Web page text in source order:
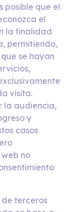
posible que el
el
la finalidad
permitiendo,
se hayan
visita.
la audiencia,
y
casos
no
de terceros